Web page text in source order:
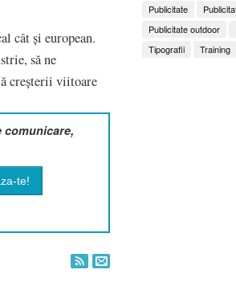
cât și european.
să ne
creșterii viitoare
comunicare,
Publicitate
Publicitate outdoor
Tipografii
Training